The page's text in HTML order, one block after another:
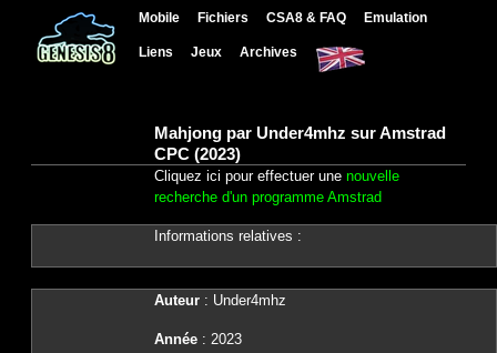
Mobile Fichiers CSA8 & FAQ Emulation
Liens Jeux Archives
Mahjong par Under4mhz sur Amstrad
CPC (2023)
Cliquez ici pour effectuer une nouvelle
recherche d'un programme Amstrad
Informations relatives :
Auteur: Under4mhz
Année: 2023